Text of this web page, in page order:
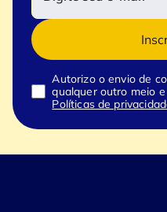
Autorizo o envio de
qualquer outro meio
Políticas de